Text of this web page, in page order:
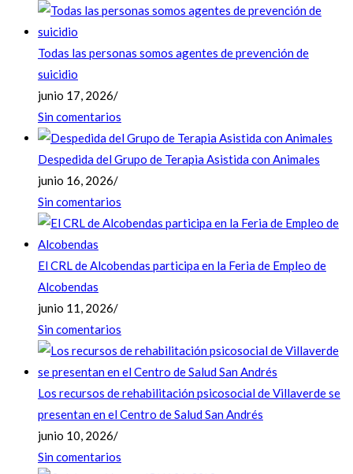
Todas las personas somos agentes de prevención de
suicidio
junio 17, 2026/
Sin comentarios
Despedida del Grupo de Terapia Asistida con Animales
junio 16, 2026/
Sin comentarios
El CRL de Alcobendas participa en la Feria de Empleo de
Alcobendas
junio 11, 2026/
Sin comentarios
Los recursos de rehabilitación psicosocial de Villaverde se
presentan en el Centro de Salud San Andrés
junio 10, 2026/
Sin comentarios